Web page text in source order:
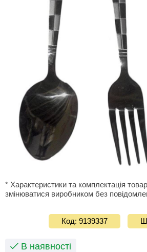
* Характеристики та комплектація
змінюватися виробником без
Код: 9139337
В наявності